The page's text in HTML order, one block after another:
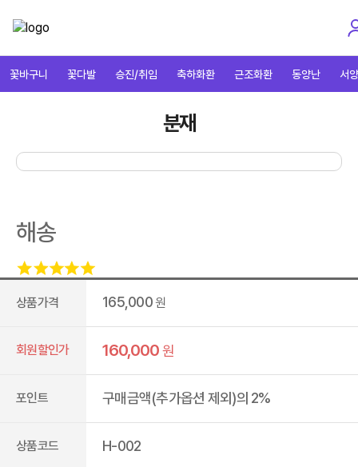
꽃바구니 꽃다발 승진/취임 축하화환 근조화환 동양난 서
분재
해송
상품가격 165,000 원
회원할인가 160,000원
포인트 구매금액(추가옵션 제외)의 2%
상품코드 H-002